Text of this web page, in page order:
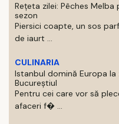
Rețeta zilei: Pêches
sezon
Piersici coapte, un sos
de iaurt ...
CULINARIA
Istanbul domină Europa
Bucureștiul
Pentru cei care vor să
afaceri f� ...